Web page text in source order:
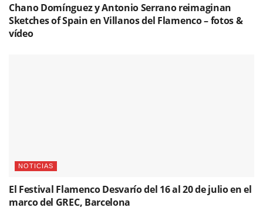
Chano Domínguez y Antonio Serrano reimaginan
Sketches of Spain en Villanos del Flamenco – fotos &
vídeo
NOTICIAS
El Festival Flamenco Desvarío del 16 al 20 de julio en el
marco del GREC, Barcelona